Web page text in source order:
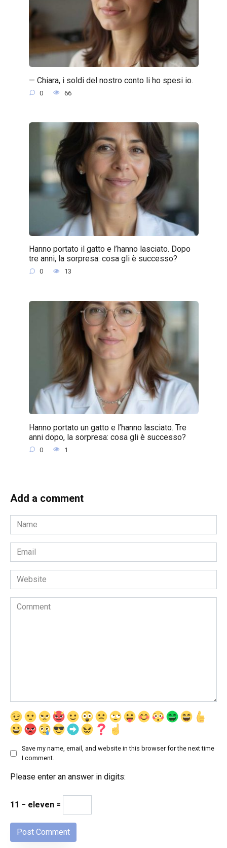
— Chiara, i soldi del nostro conto li ho spesi io.
0 66
Hanno portato il gatto e l’hanno lasciato. Dopo
tre anni, la sorpresa: cosa gli è successo?
0 13
Hanno portato un gatto e l’hanno lasciato. Tre
anni dopo, la sorpresa: cosa gli è successo?
0 1
Add a comment
Name
*
Email
*
Website
Comment
Save my name, email, and website in this browser for the next time
I comment.
Please enter an answer in digits:
11 − eleven =